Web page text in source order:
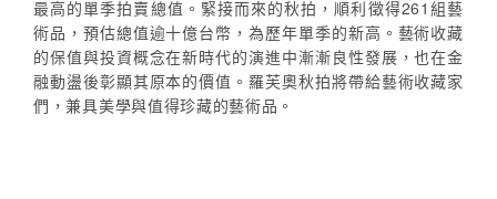
最高的單季拍賣總值。緊接而來的秋拍，順利徵得261組藝
術品，預估總值逾十億台幣，為歷年單季的新高。藝術收藏
的保值與投資概念在新時代的演進中漸漸良性發展，也在金
融動盪後彰顯其原本的價值。羅芙奧秋拍將帶給藝術收藏家
們，兼具美學與值得珍藏的藝術品。